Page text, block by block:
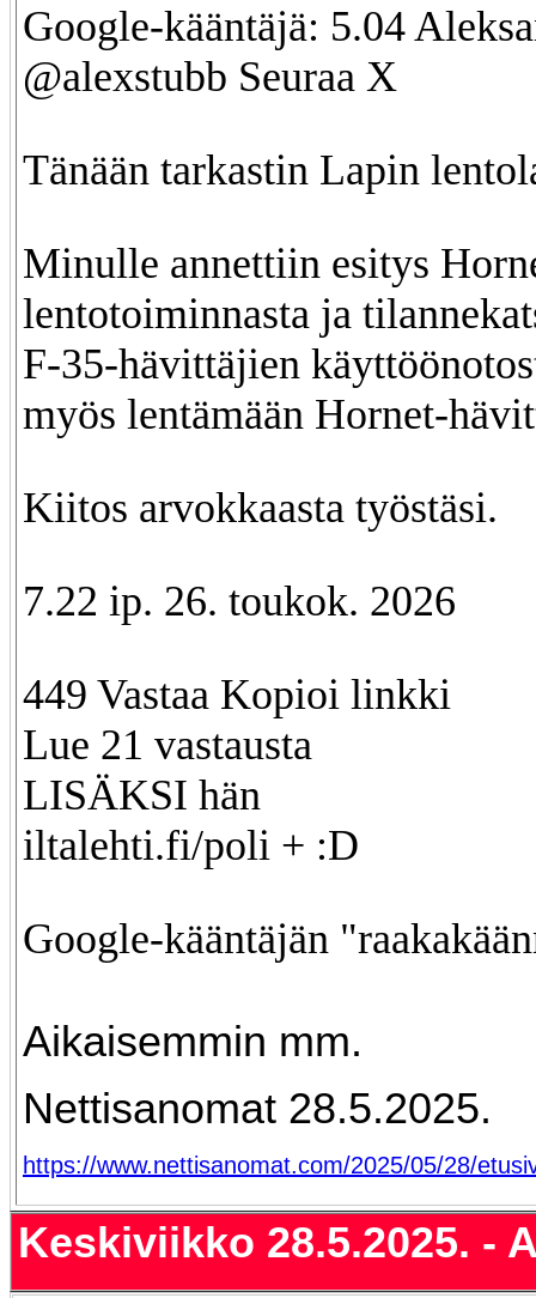
Google-kääntäjä: 5.04
@alexstubb Seuraa X
Tänään tarkastin Lapin
Minulle annettiin esitys
lentotoiminnasta ja
F-35-hävittäjien
myös lentämään Hornet-
Kiitos arvokkaasta työstäsi.
7.22 ip. 26. toukok. 2026
449 Vastaa Kopioi linkki
Lue 21 vastausta
LISÄKSI hän
iltalehti.fi/poli + :D
Google-kääntäjän
Aikaisemmin mm.
Nettisanomat 28.5.2025.
https://www.nettisanomat.com/2025/05/28/
Keskiviikko 28.5.2025. -